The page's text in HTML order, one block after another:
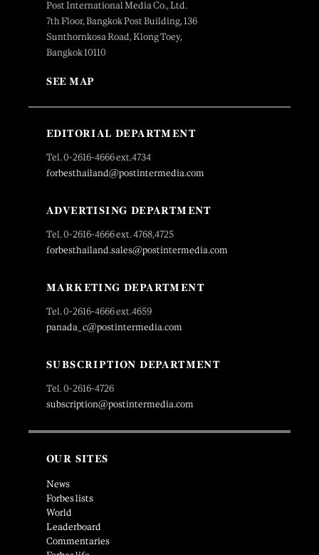
Post International Media Co., Ltd.
7th Floor, Bangkok Post Building, 136
Sunthornkosa Road, Klong Toey,
Bangkok 10110
SEE MAP
EDITORIAL DEPARTMENT
Tel. 0-2616-4666 ext.4734
forbesthailand@postintermedia.com
ADVERTISING DEPARTMENT
Tel. 0-2616-4666 ext. 4768,4725
forbesthailand.sales@postintermedia.com
MARKETING DEPARTMENT
Tel. 0-2616-4666 ext.4659
panada_c@postintermedia.com
SUBSCRIPTION DEPARTMENT
Tel. 0-2616-4726
subscription@postintermedia.com
OUR SITES
News
Forbes lists
World
Leaderboard
Commentaries